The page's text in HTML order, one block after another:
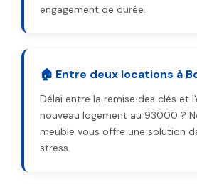
engagement de durée.
🏠 Entre deux locations à
Délai entre la remise des clés et
nouveau logement au 93000 ?
meuble vous offre une solution
stress.